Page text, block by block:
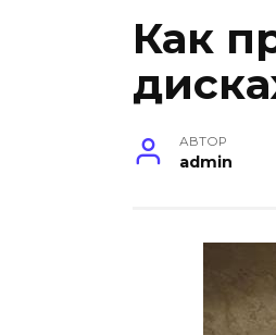
Как
АВТОР
admin